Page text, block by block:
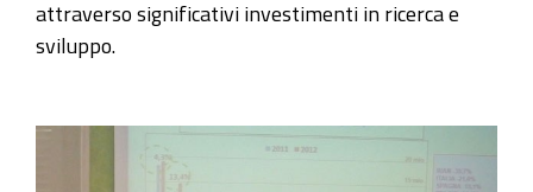
attraverso significativi investimenti in ricerca e
sviluppo.